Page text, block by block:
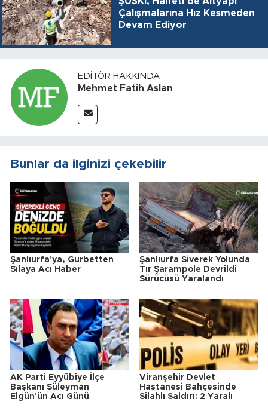
Çalışmalarına Hız Kesmeden
Devam Ediyor
EDITÖR HAKKINDA
Mehmet Fatih Aslan
Bunlar da ilginizi çekebilir
Şanlıurfa'ya, Gurbetten
Sılaya Acı Haber
Şanlıurfa Siverek Yolunda
Tır Şarampole Devrildi
Sürücüsü Yaralandı
AK Parti Eyyübiye İlçe
Başkanı Süleyman
Elgün'ün Acı Günü
Viranşehir Devlet
Hastanesi Bahçesinde
Silahlı Saldırı: 2 Yaralı